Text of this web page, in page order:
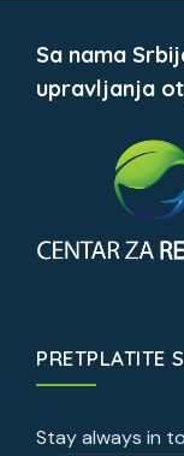
Sa nama
upravljanja
PRETPLATITE
Stay always in